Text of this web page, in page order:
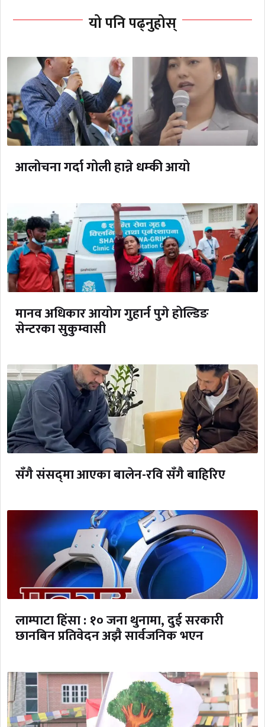
यो पनि पढ्नुहोस्
आलोचना गर्दा गोली हान्ने धम्की आयो
मानव अधिकार आयोग गुहार्न पुगे होल्डिङ
सेन्टरका सुकुम्वासी
सँगै संसद्‌मा आएका बालेन-रवि सँगै बाहिरिए
लाम्पाटा हिंसा : १० जना थुनामा, दुई सरकारी
छानबिन प्रतिवेदन अझै सार्वजनिक भएन